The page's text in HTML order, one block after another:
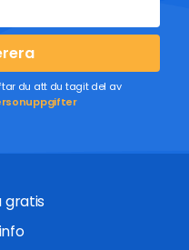
du att du tagit del av
gratis